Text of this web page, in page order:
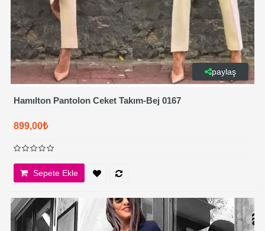
paylaş
Hamılton Pantolon Ceket Takım-Bej 0167
899,00₺
Sepete Ekle